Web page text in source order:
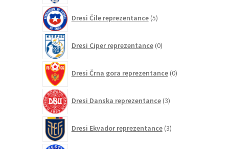
Dresi Čile reprezentance 5izdelkov
Dresi Ciper reprezentance 0izdelkov
Dresi Črna gora reprezentance 0izdelkov
Dresi Danska reprezentance 3izdelki
Dresi Ekvador reprezentance 3izdelki